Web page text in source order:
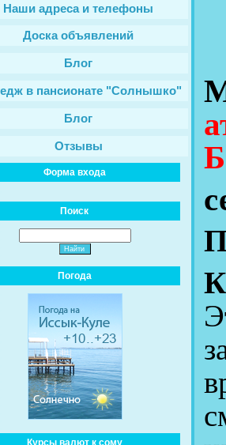
Наши адреса и телефоны
Доска объявлений
Блог
в пансионате "Солнышко"
Блог
Отзывы
Форма входа
Поиск
Погода
Курсы валют к сому